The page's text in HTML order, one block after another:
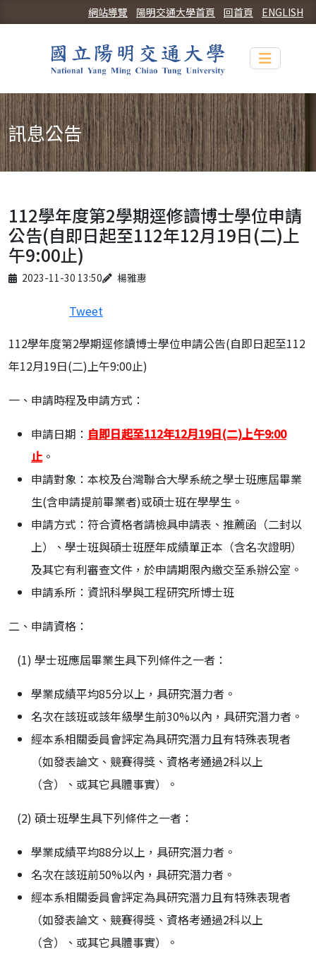
ENGLISH
回首頁
陽明交通大學首頁
網站導覽
Toggle
訊息公告
112學年度第2學期逕修讀博士學位申請
公告(自即日起至112年12月19日(二)上
午9:00止)
Published on
2023-11-30 13:50
Author 楊雅惠
Tweet
112學年度第2學期逕修讀博士學位申請公告(自即日起至112
年12月19日(二)上午9:00止)
一、申請時程及申請方式：
申請日期： 自即日起至112年12月19日(二)上午9:00
止。
申請對象：本校及台灣聯合大學系統之學士班應屆畢業
生(含申請提前畢業者)或碩士班在學學生。
申請方式：符合資格者請檢具申請表、推薦函（二封以
上）、學士班與碩士班歷年成績單正本（含名次證明）
及其它有利審查文件，於申請期限內繳交至系辦公室。
申請系所：資訊科學與工程研究所博士班
二、申請資格：
(1) 學士班應屆畢業生具下列條件之一者：
學業成績平均85分以上，具研究潛力者。
名次在該班或該年級學生前30%以內，具研究潛力者。
經本系相關委員會評定為具研究潛力且有特殊表現者
（如發表論文、競賽得獎、資格考通過2科以上
（含）、或其它具體事實）。
(2) 碩士班學生具下列條件之一者：
學業成績平均88分以上，具研究潛力者。
名次在該班前50%以內，具研究潛力者。
經本系相關委員會評定為具研究潛力且有特殊表現者
（如發表論文、競賽得獎、資格考通過2科以上
（含）、或其它具體事實）。